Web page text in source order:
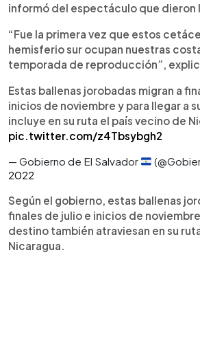
informó del espectáculo que dieron
“Fue la primera vez que estos
hemisferio sur ocupan nuestras
temporada de reproducción”,
Estas ballenas jorobadas migran a
inicios de noviembre y para llegar a
incluye en su ruta el país vecino de
pic.twitter.com/z4Tbsybgh2
— Gobierno de El Salvador
2022
Según el gobierno, estas ballenas
finales de julio e inicios de
destino también atraviesan en su
Nicaragua.